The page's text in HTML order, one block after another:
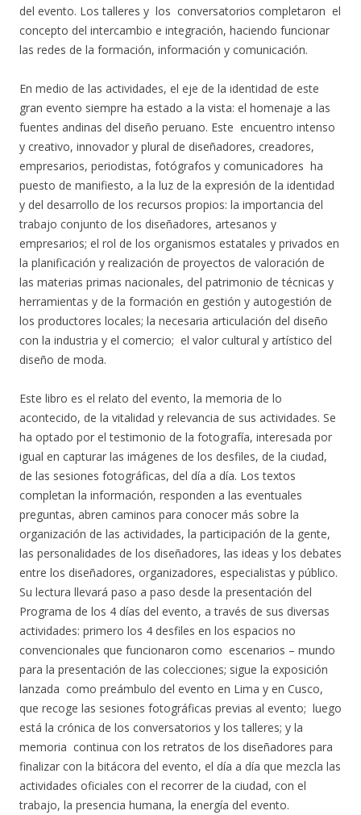
del evento. Los talleres y los conversatorios completaron el
concepto del intercambio e integración, haciendo funcionar
las redes de la formación, información y comunicación.
En medio de las actividades, el eje de la identidad de este
gran evento siempre ha estado a la vista: el homenaje a las
fuentes andinas del diseño peruano. Este encuentro intenso
y creativo, innovador y plural de diseñadores, creadores,
empresarios, periodistas, fotógrafos y comunicadores ha
puesto de manifiesto, a la luz de la expresión de la identidad
y del desarrollo de los recursos propios: la importancia del
trabajo conjunto de los diseñadores, artesanos y
empresarios; el rol de los organismos estatales y privados en
la planificación y realización de proyectos de valoración de
las materias primas nacionales, del patrimonio de técnicas y
herramientas y de la formación en gestión y autogestión de
los productores locales; la necesaria articulación del diseño
con la industria y el comercio; el valor cultural y artístico del
diseño de moda.
Este libro es el relato del evento, la memoria de lo
acontecido, de la vitalidad y relevancia de sus actividades. Se
ha optado por el testimonio de la fotografía, interesada por
igual en capturar las imágenes de los desfiles, de la ciudad,
de las sesiones fotográficas, del día a día. Los textos
completan la información, responden a las eventuales
preguntas, abren caminos para conocer más sobre la
organización de las actividades, la participación de la gente,
las personalidades de los diseñadores, las ideas y los debates
entre los diseñadores, organizadores, especialistas y público.
Su lectura llevará paso a paso desde la presentación del
Programa de los 4 días del evento, a través de sus diversas
actividades: primero los 4 desfiles en los espacios no
convencionales que funcionaron como escenarios – mundo
para la presentación de las colecciones; sigue la exposición
lanzada como preámbulo del evento en Lima y en Cusco,
que recoge las sesiones fotográficas previas al evento; luego
está la crónica de los conversatorios y los talleres; y la
memoria continua con los retratos de los diseñadores para
finalizar con la bitácora del evento, el día a día que mezcla las
actividades oficiales con el recorrer de la ciudad, con el
trabajo, la presencia humana, la energía del evento.